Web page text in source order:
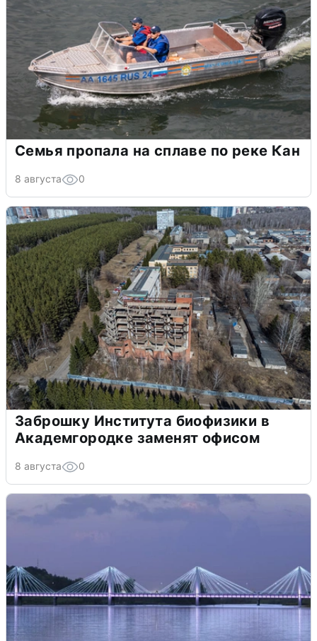
Семья пропала на сплаве по реке Кан
8 августа 0
Заброшку Института биофизики в
Академгородке заменят офисом
8 августа 0